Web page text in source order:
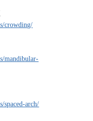
crowding/
mandibular-
spaced-arch/